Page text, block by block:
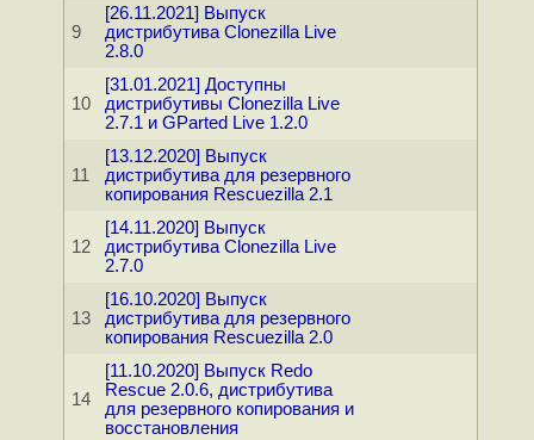
9
[26.11.2021] Выпуск
дистрибутива Clonezilla Live
2.8.0
10
[31.01.2021] Доступны
дистрибутивы Clonezilla Live
2.7.1 и GParted Live 1.2.0
11
[13.12.2020] Выпуск
дистрибутива для резервного
копирования Rescuezilla 2.1
12
[14.11.2020] Выпуск
дистрибутива Clonezilla Live
2.7.0
13
[16.10.2020] Выпуск
дистрибутива для резервного
копирования Rescuezilla 2.0
14
[11.10.2020] Выпуск Redo
Rescue 2.0.6, дистрибутива
для резервного копирования и
восстановления